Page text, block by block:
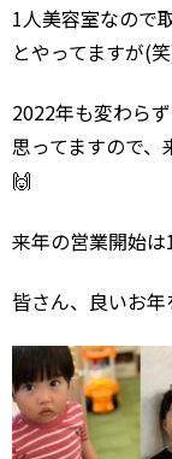
1人美容室なので
とやってますが(
2022年も変わら
思ってますので
🙌
来年の営業開始は
皆さん、良いお